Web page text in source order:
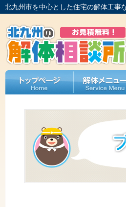
北九州市を中心とした住宅の解体工事